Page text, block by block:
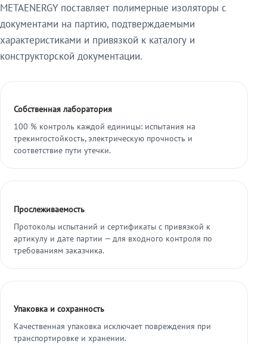
METAENERGY поставляет полимерные изоляторы с
документами на партию, подтверждаемыми
характеристиками и привязкой к каталогу и
конструкторской документации.
Собственная лаборатория
100 % контроль каждой единицы: испытания на
трекингостойкость, электрическую прочность и
соответствие пути утечки.
Прослеживаемость
Протоколы испытаний и сертификаты с привязкой к
артикулу и дате партии — для входного контроля по
требованиям заказчика.
Упаковка и сохранность
Качественная упаковка исключает повреждения при
транспортировке и хранении.